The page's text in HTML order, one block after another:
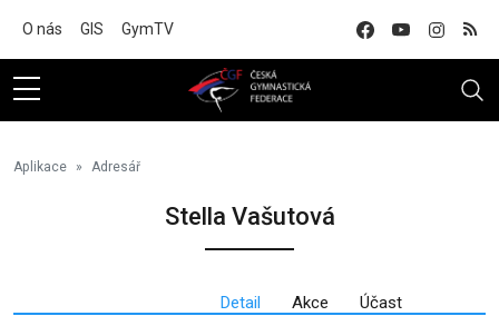
O nás GIS GymTV
Aplikace Adresář
Stella Vašutová
Detail Akce Účast